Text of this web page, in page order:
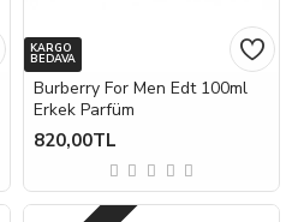
KARGO
BEDAVA
Burberry For Men Edt 100ml
Erkek Parfüm
820,00TL